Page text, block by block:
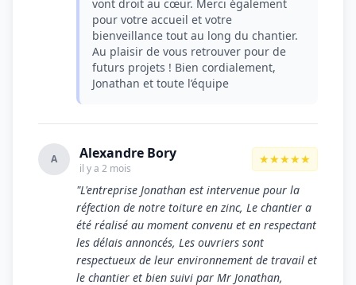
vont droit au cœur. Merci également
pour votre accueil et votre
bienveillance tout au long du chantier.
Au plaisir de vous retrouver pour de
futurs projets ! Bien cordialement,
Jonathan et toute l’équipe
A Alexandre Bory
il y a 2 mois
★★★★★
"L'entreprise Jonathan est intervenue pour la
réfection de notre toiture en zinc, Le chantier a
été réalisé au moment convenu et en respectant
les délais annoncés, Les ouvriers sont
respectueux de leur environnement de travail et
le chantier et bien suivi par Mr Jonathan,